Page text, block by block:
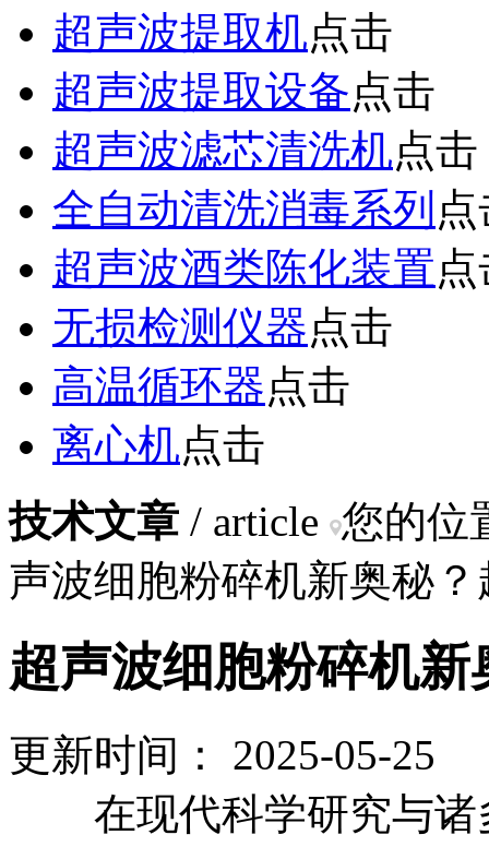
超声波提取机点击
超声波提取设备点击
超声波滤芯清洗机点击
全自动清洗消毒系列
超声波酒类陈化装置
无损检测仪器点击
高温循环器点击
离心机点击
技术文章 / article 您的位
声波细胞粉碎机新奥秘
超声波细胞粉碎机
更新时间： 2025-05-
在现代科学研究与诸